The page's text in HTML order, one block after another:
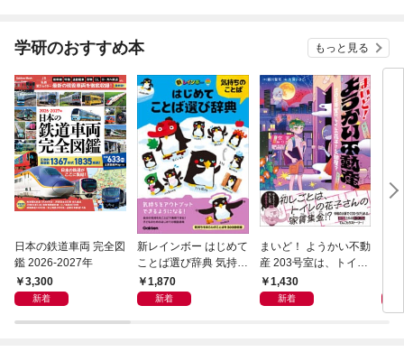
学研のおすすめ本 もっと見る
日本の鉄道車両 完全図
鑑 2026-2027年
3,300
新着
新レインボー はじめて
ことば選び辞典 気持ち
のことば
1,870
新着
まいど！ ようかい不動
産 203号室は、トイレ
の花子さんの部屋？
1,430
新着